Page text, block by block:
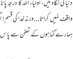
دنیا کی نگاہ میں، اولیاء اللہ کا
واقف نہیں کراتا...ورنہ خدا کی
ہمارے گناہوں کے تعفن سے پاس